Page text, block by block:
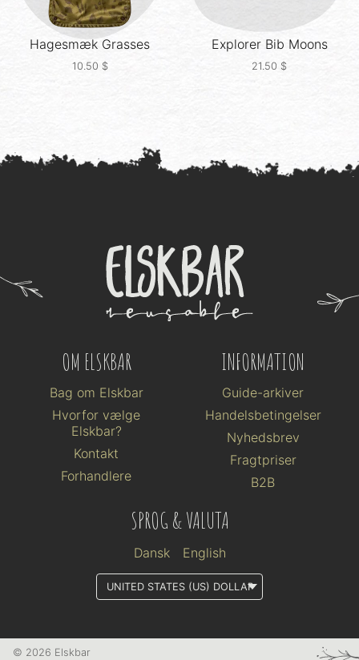
Hagesmæk Grasses
10.50 $
Explorer Bib Moons
21.50 $
OM ELSKBAR
Bag om Elskbar
Hvorfor vælge
Elskbar?
Kontakt
Forhandlere
INFORMATION
Guide-arkiver
Handelsbetingelser
Nyhedsbrev
Fragtpriser
B2B
SPROG & VALUTA
Dansk English
© 2026 Elskbar